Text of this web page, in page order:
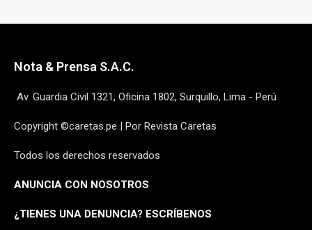
Nota & Prensa S.A.C.
Av. Guardia Civil 1321, Oficina 1802, Surquillo, Lima - Perú
Copyright ©caretas.pe | Por Revista Caretas
Todos los derechos reservados
ANUNCIA CON NOSOTROS
¿TIENES UNA DENUNCIA? ESCRÍBENOS